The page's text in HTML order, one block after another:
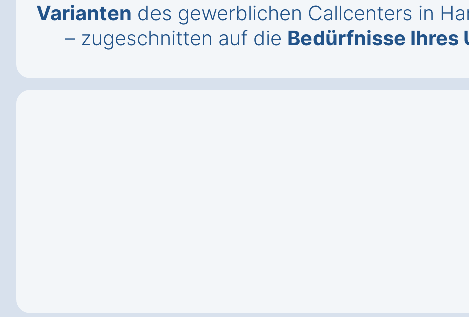
Varianten des gewerblichen Callcenters in
– zugeschnitten auf die Bedürfnisse Ihres